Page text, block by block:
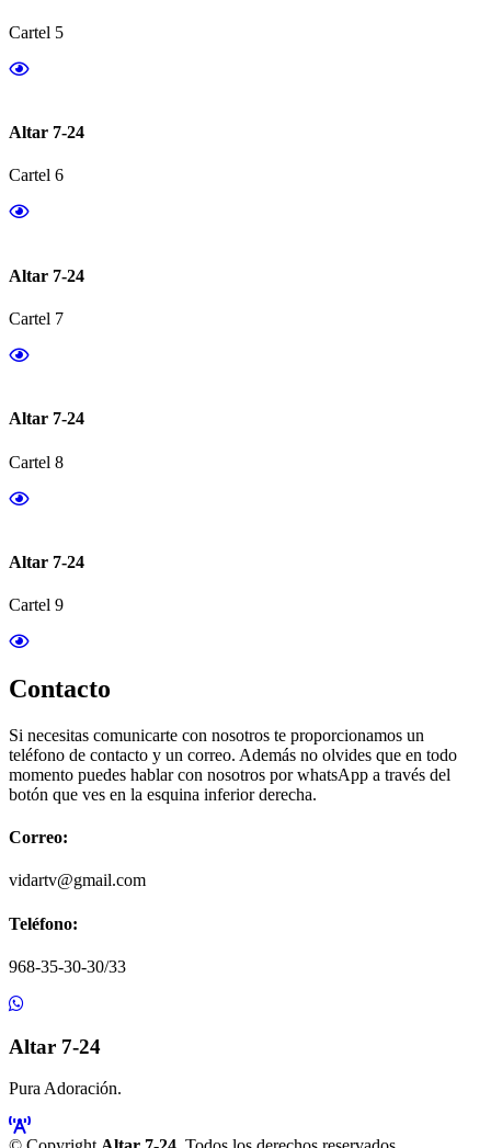
Cartel 5
Altar 7-24
Cartel 6
Altar 7-24
Cartel 7
Altar 7-24
Cartel 8
Altar 7-24
Cartel 9
Contacto
Si necesitas comunicarte con nosotros te proporcionamos un
teléfono de contacto y un correo. Además no olvides que en todo
momento puedes hablar con nosotros por whatsApp a través del
botón que ves en la esquina inferior derecha.
Correo:
vidartv@gmail.com
Teléfono:
968-35-30-30/33
Altar 7-24
Pura Adoración.